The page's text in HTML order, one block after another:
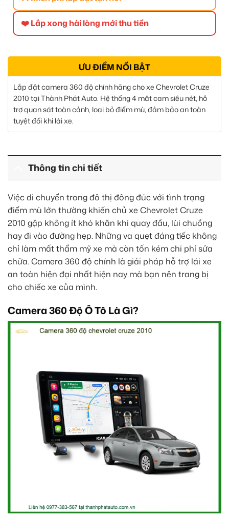
❤️ Lắp xong hài lòng mới thu tiền
ƯU ĐIỂM NỔI BẬT
Lắp đặt camera 360 độ chính hãng cho xe Chevrolet Cruze
2010 tại Thành Phát Auto. Hệ thống 4 mắt cam siêu nét, hỗ
trợ quan sát toàn cảnh, loại bỏ điểm mù, đảm bảo an toàn
tuyệt đối khi lái xe.
Thông tin chi tiết
Việc di chuyển trong đô thị đông đúc với tình trạng
điểm mù lớn thường khiến chủ xe Chevrolet Cruze
2010 gặp không ít khó khăn khi quay đầu, lùi chuồng
hay đi vào đường hẹp. Những va quẹt đáng tiếc không
chỉ làm mất thẩm mỹ xe mà còn tốn kém chi phí sửa
chữa. Camera 360 độ chính là giải pháp hỗ trợ lái xe
an toàn hiện đại nhất hiện nay mà bạn nên trang bị
cho chiếc xe của mình.
Camera 360 Độ Ô Tô Là Gì?